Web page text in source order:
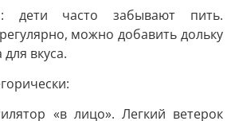
дети часто забывают пить.
можно добавить дольку
вкуса.
«в лицо». Легкий ветерок